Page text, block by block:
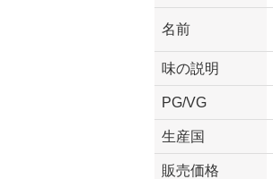
名前
味の説明
PG/VG
生産国
販売価格